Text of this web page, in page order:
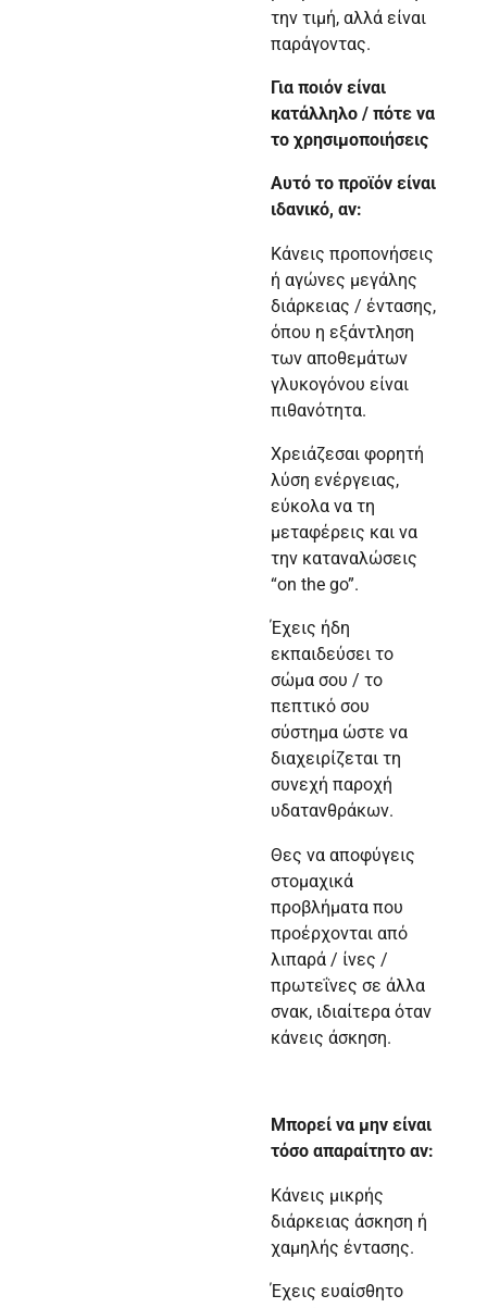
την τιμή, αλλά είναι
παράγοντας.
Για ποιόν είναι
κατάλληλο / πότε να
το χρησιμοποιήσεις
Αυτό το προϊόν είναι
ιδανικό, αν:
Κάνεις προπονήσεις
ή αγώνες μεγάλης
διάρκειας / έντασης,
όπου η εξάντληση
των αποθεμάτων
γλυκογόνου είναι
πιθανότητα.
Χρειάζεσαι φορητή
λύση ενέργειας,
εύκολα να τη
μεταφέρεις και να
την καταναλώσεις
“on the go”.
Έχεις ήδη
εκπαιδεύσει το
σώμα σου / το
πεπτικό σου
σύστημα ώστε να
διαχειρίζεται τη
συνεχή παροχή
υδατανθράκων.
Θες να αποφύγεις
στομαχικά
προβλήματα που
προέρχονται από
λιπαρά / ίνες /
πρωτεΐνες σε άλλα
σνακ, ιδιαίτερα όταν
κάνεις άσκηση.
Μπορεί να μην είναι
τόσο απαραίτητο αν:
Κάνεις μικρής
διάρκειας άσκηση ή
χαμηλής έντασης.
Έχεις ευαίσθητο